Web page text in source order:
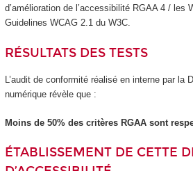
d’amélioration de l’accessibilité RGAA 4 / les
Guidelines WCAG 2.1 du W3C.
RÉSULTATS DES TESTS
L’audit de conformité réalisé en interne par la
numérique révèle que :
Moins de 50% des critères RGAA sont
ÉTABLISSEMENT DE CETTE